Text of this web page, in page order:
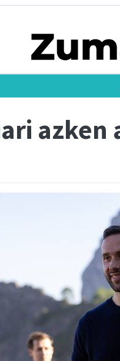
azken